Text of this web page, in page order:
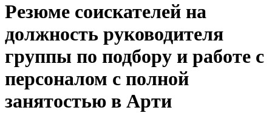
Резюме соискателей на
должность руководителя
группы по подбору и работе с
персоналом с полной
занятостью в Арти